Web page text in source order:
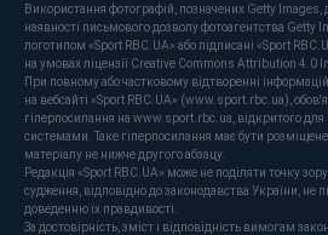
Використання фотографій, позначених Getty Images,
наявності письмового дозволу фотоагентства Getty
логотипом «Sport RBC.UA» або підписані «Sport
на умовах ліцензії Creative Commons Attribution 4.0
При повному або частковому відтворенні
на вебсайті «Sport RBC.UA» (www.sport.rbc.ua),
гіперпосилання на www.sport.rbc.ua, відкритого
системами. Таке гіперпосилання має бути розміщене
матеріалу не нижче другого абзацу.
Редакція «Sport RBC.UA» може не поділяти точку
судження, відповідно до законодавства України, не
доведенню їх правдивості.
За достовірність, зміст і відповідність вимогам